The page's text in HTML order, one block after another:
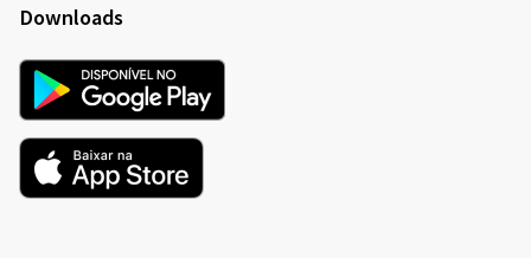
Downloads